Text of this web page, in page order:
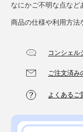
なにかご不明な点など
商品の仕様や利用方法
コンシェル
ご注文済み
よくあるご